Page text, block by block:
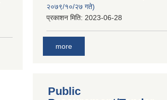
२०७९/१०/२७ गते)
प्रकाशन मिति: 2023-06-28
more
Public